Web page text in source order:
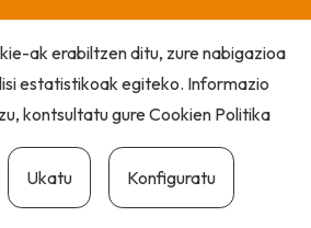
ak erabiltzen ditu, zure nabigazioa
estatistikoak egiteko. Informazio
kontsultatu gureCookien Politika
Ukatu Konfiguratu